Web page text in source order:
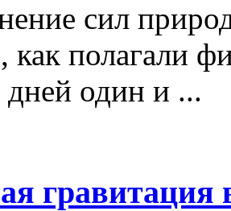
сил
полагали
дней один и ...
гравитация